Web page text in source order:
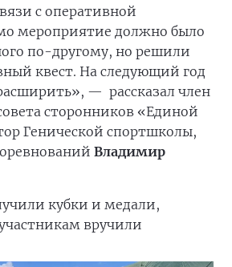
с оперативной
мероприятие должно было
по-другому, но решили
квест. На следующий год
— рассказал член
сторонников «Единой
Генической спортшколы,
Владимир
кубки и медали,
вручили